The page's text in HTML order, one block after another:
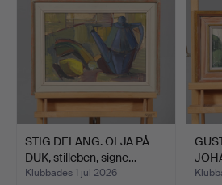
STIG DELANG. OLJA PÅ
DUK, stilleben, signe…
Klubbades 1 jul 2026